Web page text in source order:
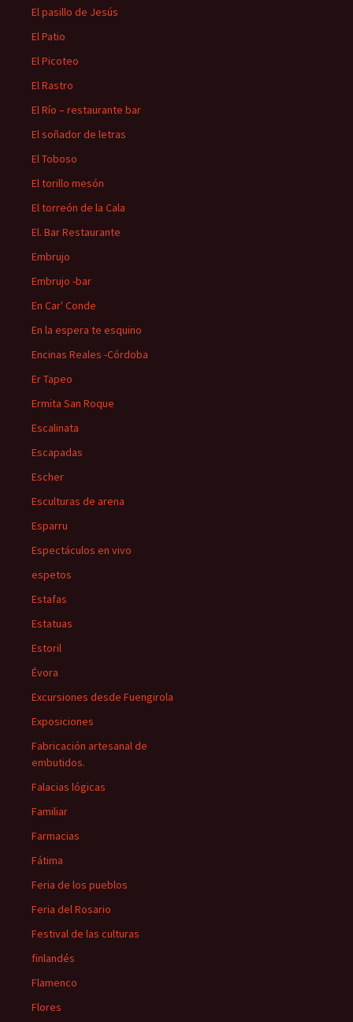
El pasillo de Jesús
El Patio
El Picoteo
El Rastro
El Río – restaurante bar
El soñador de letras
El Toboso
El torillo mesón
El torreón de la Cala
El. Bar Restaurante
Embrujo
Embrujo -bar
En Car' Conde
En la espera te esquino
Encinas Reales -Córdoba
Er Tapeo
Ermita San Roque
Escalinata
Escapadas
Escher
Esculturas de arena
Esparru
Espectáculos en vivo
espetos
Estafas
Estatuas
Estoril
Évora
Excursiones desde Fuengirola
Exposiciones
Fabricación artesanal de
embutidos.
Falacias lógicas
Familiar
Farmacias
Fátima
Feria de los pueblos
Feria del Rosario
Festival de las culturas
finlandés
Flamenco
Flores